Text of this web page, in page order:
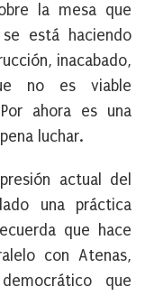
la mesa que
está haciendo
inacabado,
no es viable
ahora es una
luchar.
actual del
una práctica
que hace
con Atenas,
que